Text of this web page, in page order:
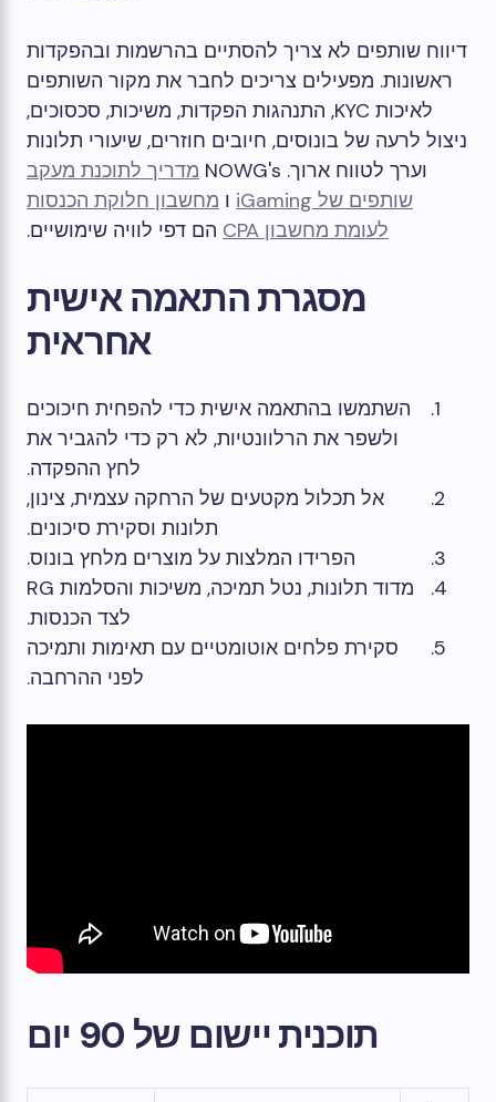
דיווח שותפים לא צריך להסתיים בהרשמות ובהפקדות
ראשונות. מפעילים צריכים לחבר את מקור השותפים
לאיכות KYC, התנהגות הפקדות, משיכות, סכסוכים,
ניצול לרעה של בונוסים, חיובים חוזרים, שיעורי תלונות
וערך לטווח ארוך. NOWG's
מדריך לתוכנת מעקב
שותפים של iGaming
ו מחשבון חלוקת הכנסות
לעומת מחשבון CPA
הם דפי לוויה שימושיים.
מסגרת התאמה אישית
אחראית
השתמשו בהתאמה אישית כדי להפחית חיכוכים
ולשפר את הרלוונטיות, לא רק כדי להגביר את
לחץ ההפקדה.
אל תכלול מקטעים של הרחקה עצמית, צינון,
תלונות וסקירת סיכונים.
הפרידו המלצות על מוצרים מלחץ בונוס.
מדוד תלונות, נטל תמיכה, משיכות והסלמות RG
לצד הכנסות.
סקירת פלחים אוטומטיים עם תאימות ותמיכה
לפני ההרחבה.
תוכנית יישום של 90 יום